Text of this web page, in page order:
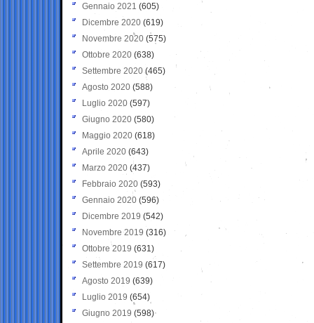
Gennaio 2021 (605)
Dicembre 2020 (619)
Novembre 2020 (575)
Ottobre 2020 (638)
Settembre 2020(465)
Agosto 2020 (588)
Luglio 2020 (597)
Giugno 2020 (580)
Maggio 2020 (618)
Aprile 2020 (643)
Marzo 2020 (437)
Febbraio 2020 (593)
Gennaio 2020 (596)
Dicembre 2019 (542)
Novembre 2019 (316)
Ottobre 2019 (631)
Settembre 2019 (617)
Agosto 2019 (639)
Luglio 2019 (654)
Giugno 2019 (598)